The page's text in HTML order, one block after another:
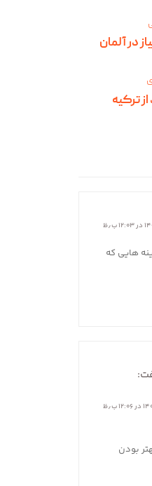
در آلمان
ترکیه
هایی که
بودن